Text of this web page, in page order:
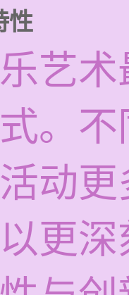
性
艺
。
动
更